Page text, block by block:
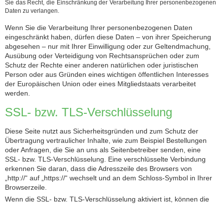
Sie das Recht, die Einschränkung der Verarbeitung Ihrer personenbezogenen
Daten zu verlangen.
Wenn Sie die Verarbeitung Ihrer personenbezogenen Daten
eingeschränkt haben, dürfen diese Daten – von ihrer Speicherung
abgesehen – nur mit Ihrer Einwilligung oder zur Geltendmachung,
Ausübung oder Verteidigung von Rechtsansprüchen oder zum
Schutz der Rechte einer anderen natürlichen oder juristischen
Person oder aus Gründen eines wichtigen öffentlichen Interesses
der Europäischen Union oder eines Mitgliedstaats verarbeitet
werden.
SSL- bzw. TLS-Verschlüsselung
Diese Seite nutzt aus Sicherheitsgründen und zum Schutz der
Übertragung vertraulicher Inhalte, wie zum Beispiel Bestellungen
oder Anfragen, die Sie an uns als Seitenbetreiber senden, eine
SSL- bzw. TLS-Verschlüsselung. Eine verschlüsselte Verbindung
erkennen Sie daran, dass die Adresszeile des Browsers von
„http://“ auf „https://“ wechselt und an dem Schloss-Symbol in Ihrer
Browserzeile.
Wenn die SSL- bzw. TLS-Verschlüsselung aktiviert ist, können die